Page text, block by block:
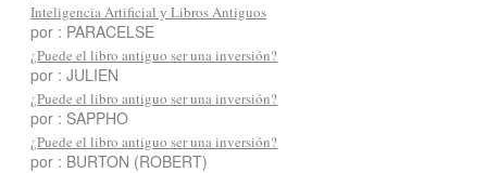
Inteligencia Artificial y Libros Antiguos
por : PARACELSE
¿Puede el libro antiguo ser una inversión?
por : JULIEN
¿Puede el libro antiguo ser una inversión?
por : SAPPHO
¿Puede el libro antiguo ser una inversión?
por : BURTON (ROBERT)